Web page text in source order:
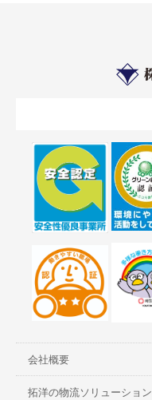
会社概要
拓洋の物流ソリューション